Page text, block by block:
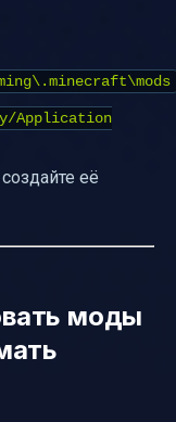
Application
её
моды